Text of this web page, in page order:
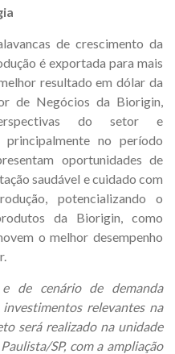
de crescimento da
é exportada para mais
resultado em dólar da
de Negócios da Biorigin,
do setor e
principalmente no período
oportunidades de
saudável e cuidado com
potencializando o
da Biorigin, como
o melhor desempenho
e de cenário de demanda
relevantes na
será realizado na unidade
SP, com a ampliação